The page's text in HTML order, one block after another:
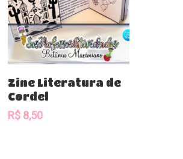
Comprar
Zine Literatura de
Cordel
R$ 8,50